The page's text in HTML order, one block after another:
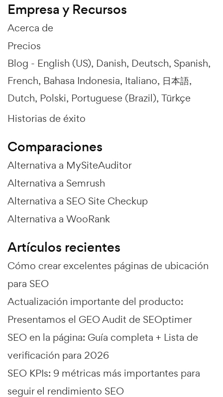
Empresa y Recursos
Acerca de
Precios
Blog - English (US) Danish Deutsch Spanish
French Bahasa Indonesia Italiano 日本語
Dutch Polski Portuguese (Brazil) Türkçe
Historias de éxito
Comparaciones
Alternativa a MySiteAuditor
Alternativa a Semrush
Alternativa a SEO Site Checkup
Alternativa a WooRank
Artículos recientes
Cómo crear excelentes páginas de ubicación
para SEO
Actualización importante del producto:
Presentamos el GEO Audit de SEOptimer
SEO en la página: Guía completa + Lista de
verificación para 2026
SEO KPIs: 9 métricas más importantes para
seguir el rendimiento SEO